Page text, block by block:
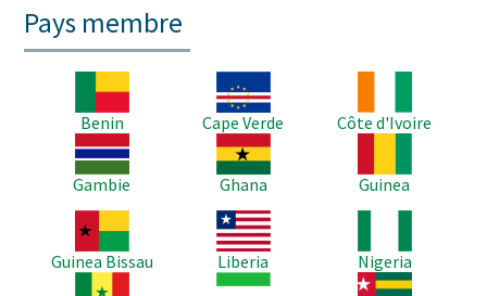
Pays membre
Benin
Image
Cape Verde
Côte d'Ivoire
Image
Gambie
Image
Ghana
Guinea
Image
Guinea Bissau
Image
Liberia
Nigeria
Image
Image